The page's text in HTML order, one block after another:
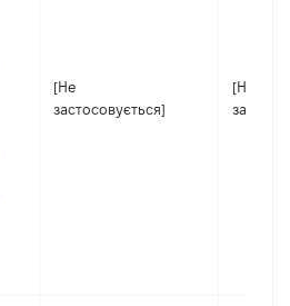
[Не
застосовується]
[Не